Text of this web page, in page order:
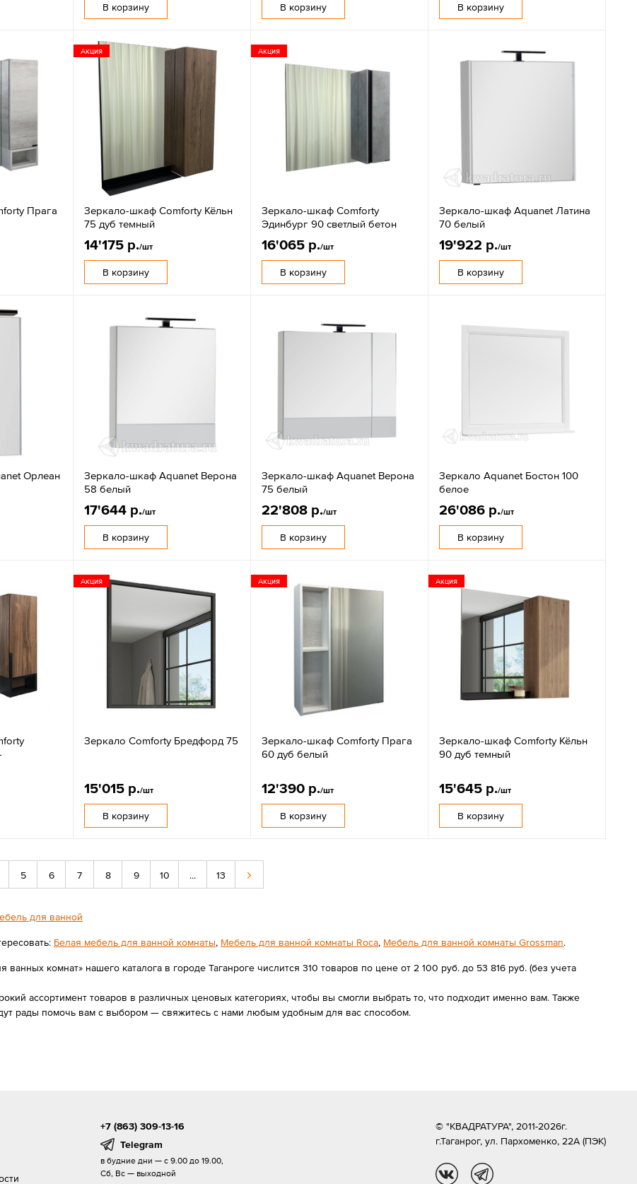
В корзину В корзину В корзину
Прага
Акция
Зеркало-шкаф Comforty Кёльн
75 дуб темный
14'175 р./шт
В корзину
Акция
Зеркало-шкаф Comforty
Эдинбург 90 светлый бетон
16'065 р./шт
В корзину
Зеркало-шкаф Aquanet Латина
70 белый
19'922 р./шт
В корзину
Орлеан
Зеркало-шкаф Aquanet Верона
58 белый
17'644 р./шт
В корзину
Зеркало-шкаф Aquanet Верона
75 белый
22'808 р./шт
В корзину
Зеркало Aquanet Бостон 100
белое
26'086 р./шт
В корзину
Акция
Зеркало Comforty Бредфорд 75
15'015 р./шт
В корзину
Акция
Зеркало-шкаф Comforty Прага
60 дуб белый
12'390 р./шт
В корзину
Акция
Зеркало-шкаф Comforty Кёльн
90 дуб темный
15'645 р./шт
В корзину
5 6 7 8 9 10 ... 13
для ванной
Белая мебель для ванной комнаты, Мебель для ванной комнаты Roca, Мебель для ванной комнаты Grossman.
ванных комнат» нашего каталога в городе Таганроге числится 310 товаров по цене от 2 100 руб. до 53 816 руб. (без учета
ассортимент товаров в различных ценовых категориях, чтобы вы смогли выбрать то, что подходит именно вам. Также
рады помочь вам с выбором — свяжитесь с нами любым удобным для вас способом.
+7 (863) 309-13-16
Telegram
в будние дни — с 9.00 до 19.00,
Сб, Вс — выходной
© "КВАДРАТУРА", 2011-2026г.
г.Таганрог, ул. Пархоменко, 22А (ПЭК)